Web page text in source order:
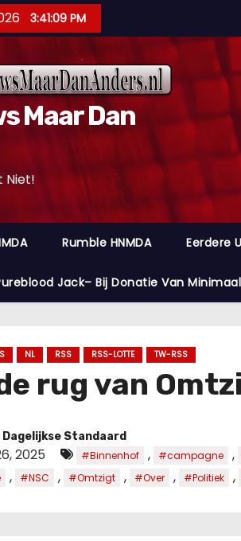
3:41:11 PM
Maar Dan
Niet!
Rumble HNMDA Eerdere
Jack– Bij Donatie Van
NL RSS RSS-LOTTE TW-RSS
rug van
Dagelijkse Standaard
2025 #Binnenhof , #campagne ,
, #NSC , #Omtzigt , #Over , #Politiek ,